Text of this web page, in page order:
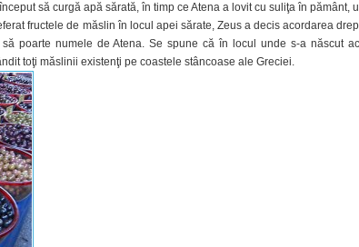
să curgă apă sărată, în timp ce Atena a lovit cu suliţa în pământ,
fructele de măslin în locul apei sărate, Zeus a decis acordarea
poarte numele de Atena. Se spune că în locul unde s-a născut
toţi măslinii existenţi pe coastele stâncoase ale Greciei.